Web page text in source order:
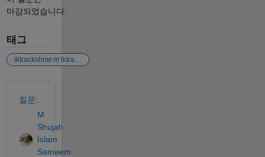
마감되었습니다.
태그
lktrackshow.m lktrackwrapper.m
질문:
M
Shujah
Islam
Sameem